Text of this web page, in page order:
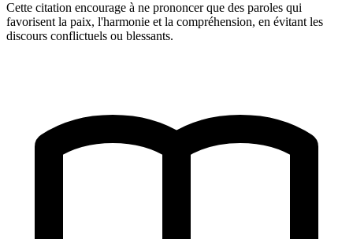
Cette citation encourage à ne prononcer que des paroles qui
favorisent la paix, l'harmonie et la compréhension, en évitant les
discours conflictuels ou blessants.